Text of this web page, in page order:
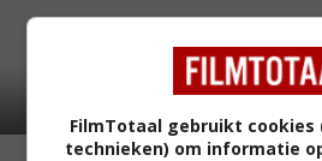
FilmTotaal gebruikt cookies
technieken) om informatie